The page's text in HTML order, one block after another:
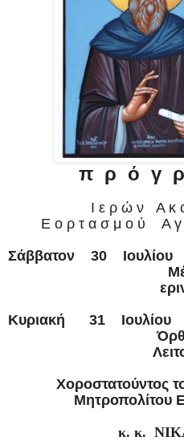
π ρ ό γ
Ι ε ρ ώ ν
Α κ
Ε ο ρ τ α σ μ ο ύ
Α γ
Σάββατον
30 Ιουλίου
Κυριακή 31 Ιουλίου
Χοροστατούντος
Μητροπολίτου
κ. κ.